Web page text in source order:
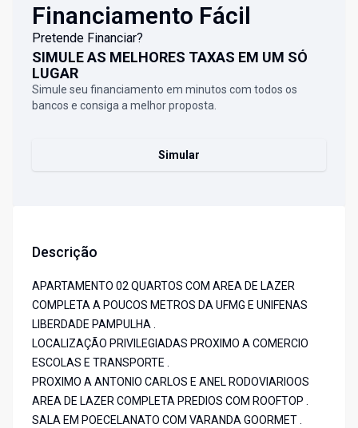
Financiamento Fácil
Pretende Financiar?
SIMULE AS MELHORES TAXAS EM UM SÓ
LUGAR
Simule seu financiamento em minutos com todos os
bancos e consiga a melhor proposta.
Simular
Descrição
APARTAMENTO 02 QUARTOS COM AREA DE LAZER
COMPLETA A POUCOS METROS DA UFMG E UNIFENAS
LIBERDADE PAMPULHA .
LOCALIZAÇÃO PRIVILEGIADAS PROXIMO A COMERCIO
ESCOLAS E TRANSPORTE .
PROXIMO A ANTONIO CARLOS E ANEL RODOVIARIOOS
AREA DE LAZER COMPLETA PREDIOS COM ROOFTOP .
SALA EM POECELANATO COM VARANDA GOORMET .